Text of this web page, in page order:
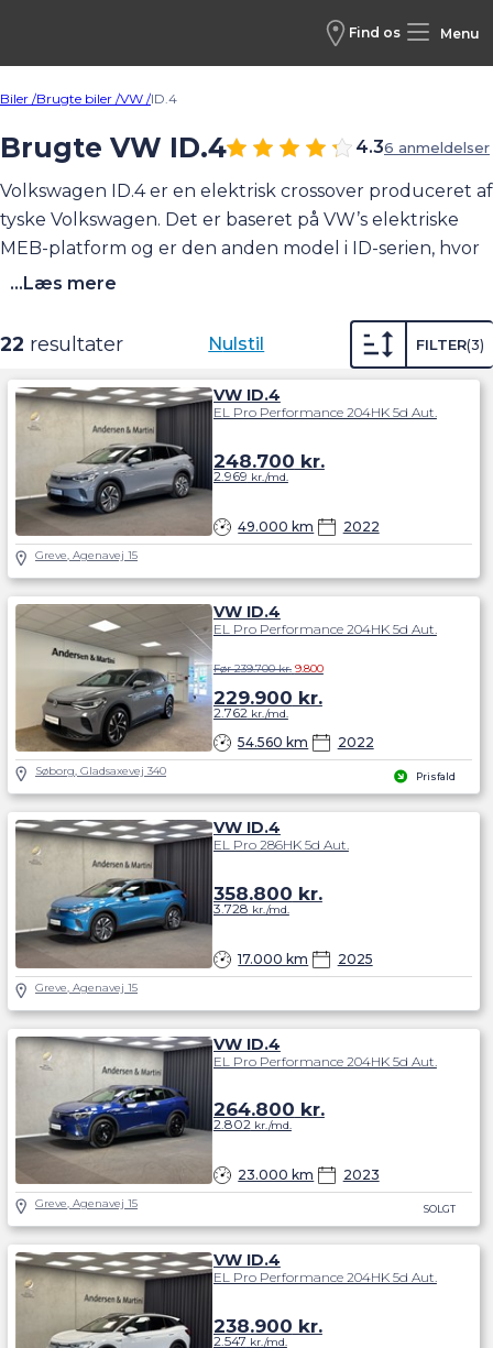
Find os Menu
Biler /Brugte biler /VW /ID.4
Brugte VW ID.4 4.36 anmeldelser
Volkswagen ID.4 er en elektrisk crossover produceret af
tyske Volkswagen. Det er baseret på VW’s elektriske
MEB-platform og er den anden model i ID-serien, hvor
ID.3 var den første. ID.4 kom på markedet i september
ID.4 har tidligere fået titlen som 'World Car of the Year
2021'. ID.4 (fra 2020 til 2023) har en rækkevidde på ml.
343 og 517 km alt efter model. Den må trække en
anhænger på 750/1.000 kg. (med/uden bremse).Se
hele vores udvalg af elbiler til salg.
VW ID.4 her.
...Læs mere
22 resultater Nulstil FILTER 3
VW ID.4
EL Pro Performance 204HK 5d Aut.
49.000 km 2022
248.700 kr.
2.969 kr./md.
Greve, Agenavej 15
Prisfald
VW ID.4
EL Pro Performance 204HK 5d Aut.
54.560 km 2022
Før 239.700 kr. 9.800
229.900 kr.
2.762kr./md.
Søborg, Gladsaxevej 340
VW ID.4
EL Pro 286HK 5d Aut.
17.000 km 2025
358.800 kr.
3.728 kr./md.
Greve, Agenavej 15
SOLGT
VW ID.4
EL Pro Performance 204HK 5d Aut.
23.000 km 2023
264.800 kr.
2.802kr./md.
Greve, Agenavej 15
VW ID.4
EL Pro Performance 204HK 5d Aut.
238.900 kr.
2.547 kr./md.